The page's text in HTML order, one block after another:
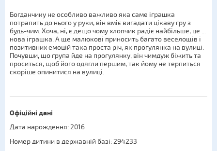
Богданчику не особливо важливо яка саме іграшка
потрапить до нього у руки, він вміє вигадати цікаву гру з
будь-чим. Хоча, ні, є дещо чому хлопчик радіє найбільше, це ...
нова іграшка. А ще малюкові приносить багато веселощів і
позитивних емоцій така проста річ, як прогулянка на вулиці.
Почувши, що група йде на прогулянку, він чимдуж біжить та
проситься, щоб його одягли першим, так йому не терпиться
скоріше опинитися на вулиці.
Офіційні дані
Дата нарождення: 2016
Номер дитини в державній базі: 294233